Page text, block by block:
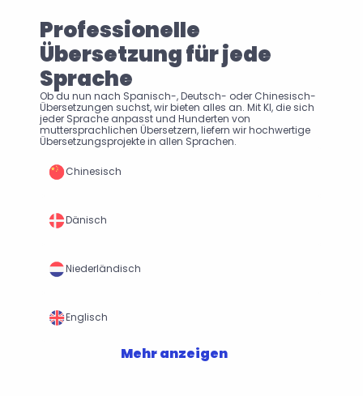
Professionelle
Übersetzung für jede
Sprache
Ob du nun nach Spanisch-, Deutsch- oder Chinesisch-
Übersetzungen suchst, wir bieten alles an. Mit KI, die sich
jeder Sprache anpasst und Hunderten von
muttersprachlichen Übersetzern, liefern wir hochwertige
Übersetzungsprojekte in allen Sprachen.
Chinesisch
Dänisch
Niederländisch
Englisch
Mehr anzeigen